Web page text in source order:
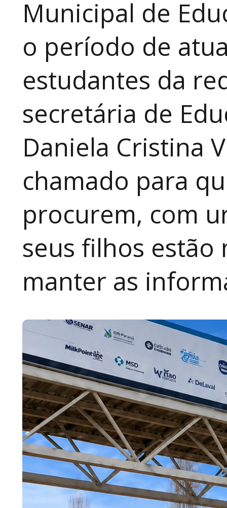
Municipal de
o período de
estudantes da
secretária de
Daniela Cristina
chamado para
procurem, com
seus filhos
manter as